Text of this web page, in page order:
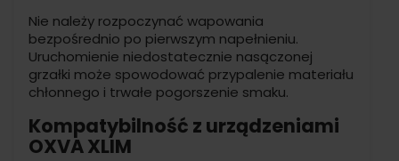
Nie należy rozpoczynać wapowania
bezpośrednio po pierwszym napełnieniu.
Uruchomienie niedostatecznie nasączonej
grzałki może spowodować przypalenie materiału
chłonnego i trwałe pogorszenie smaku.
Kompatybilność z urządzeniami
OXVA XLIM